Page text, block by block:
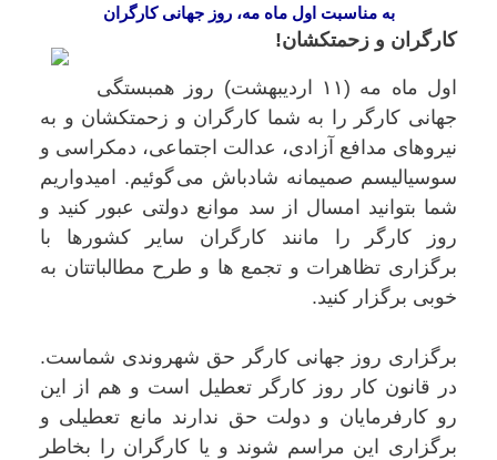
به مناسبت اول ماه مه، روز جهانی کارگران
کارگران و زحمتکشان!
اول ماە مە (١١ اردیبهشت) روز همبستگی
جهانی کارگر را بە شما کارگران و زحمتکشان و به
نيروهای مدافع آزادی، عدالت اجتماعی، دمکراسی و
سوسياليسم صمیمانە شادباش می گوئیم. امیدواریم
شما بتوانید امسال از سد موانع دولتی عبور کنید و
روز کارگر را مانند کارگران سایر کشورها با
برگزاری تظاهرات و تجمع ها و طرح مطالباتتان بە
خوبی برگزار کنید.
برگزاری روز جهانی کارگر حق شهروندی شماست.
در قانون کار روز کارگر تعطیل است و هم از این
رو کارفرمایان و دولت حق ندارند مانع تعطیلی و
برگزاری این مراسم شوند و یا کارگران را بخاطر